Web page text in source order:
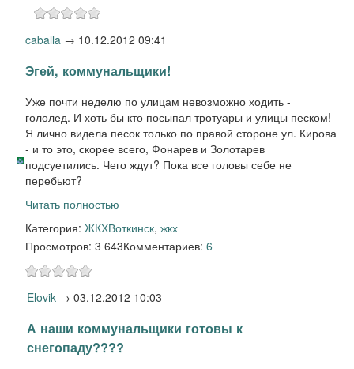
caballa → 10.12.2012 09:41
Эгей, коммунальщики!
Уже почти неделю по улицам невозможно ходить -
гололед. И хоть бы кто посыпал тротуары и улицы песком!
Я лично видела песок только по правой стороне ул. Кирова
- и то это, скорее всего, Фонарев и Золотарев
подсуетились. Чего ждут? Пока все головы себе не
перебьют?
Читать полностью
Категория: ЖКХВоткинск, жкх
Просмотров: 3 643Комментариев: 6
Elovik → 03.12.2012 10:03
А наши коммунальщики готовы к
снегопаду????